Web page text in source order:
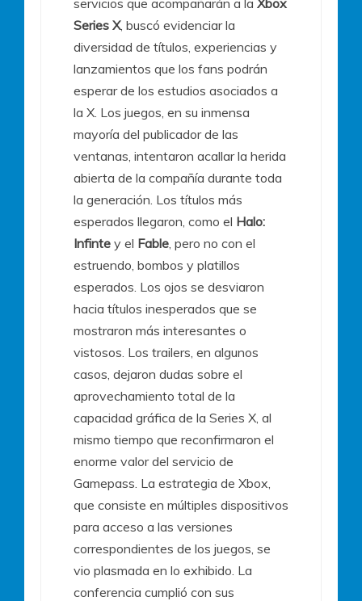
Series X, buscó evidenciar la
diversidad de títulos, experiencias y
lanzamientos que los fans podrán
esperar de los estudios asociados a
la X. Los juegos, en su inmensa
mayoría del publicador de las
ventanas, intentaron acallar la herida
abierta de la compañía durante toda
la generación. Los títulos más
esperados llegaron, como el Halo:
Infinte y el Fable , pero no con el
estruendo, bombos y platillos
esperados. Los ojos se desviaron
hacia títulos inesperados que se
mostraron más interesantes o
vistosos. Los trailers, en algunos
casos, dejaron dudas sobre el
aprovechamiento total de la
capacidad gráfica de la Series X, al
mismo tiempo que reconfirmaron el
enorme valor del servicio de
Gamepass. La estrategia de Xbox,
que consiste en múltiples dispositivos
para acceso a las versiones
correspondientes de los juegos, se
vio plasmada en lo exhibido. La
conferencia cumplió con sus